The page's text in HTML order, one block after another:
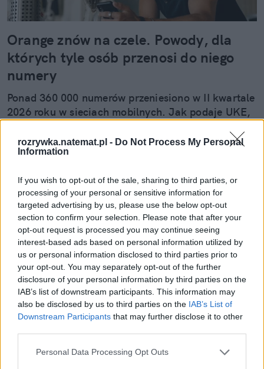
rozrywka.natemat.pl - Do Not Process My Personal
Information
If you wish to opt-out of the sale, sharing to third parties, or
processing of your personal or sensitive information for
targeted advertising by us, please use the below opt-out
section to confirm your selection. Please note that after your
opt-out request is processed you may continue seeing
interest-based ads based on personal information utilized by
us or personal information disclosed to third parties prior to
your opt-out. You may separately opt-out of the further
disclosure of your personal information by third parties on the
IAB’s list of downstream participants. This information may
also be disclosed by us to third parties on the IAB’s List of
Downstream Participants that may further disclose it to other
Personal Data Processing Opt Outs
Orange znów na czele. Powody, dla
których tyle osób przenosi do niego
numery
Ponad 360 000 numerów przeniesiono w II kwartale
2026 roku w sieciach mobilnych. Jak podaje UKE,
zyskał Orange. Pomarańczowy operator po raz
kolejny znalazł się na pierwszym miejscu
wyborem?
Czytaj całość
REKLAMA